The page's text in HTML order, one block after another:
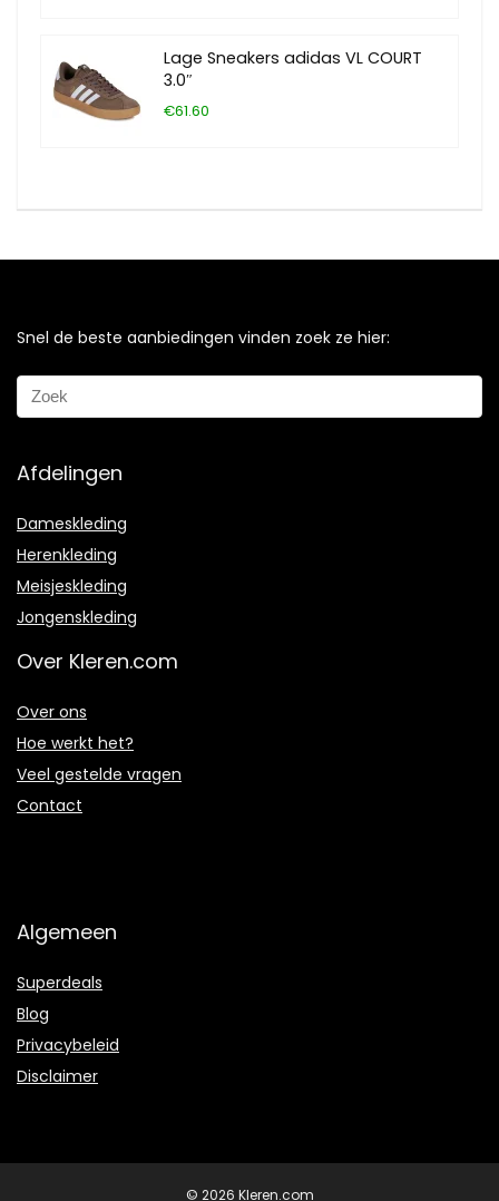
Lage Sneakers adidas VL COURT
3.0″
€61.60
Snel de beste aanbiedingen vinden zoek ze hier:
Afdelingen
Dameskleding
Herenkleding
Meisjeskleding
Jongenskleding
Over Kleren.com
Over ons
Hoe werkt het?
Veel gestelde vragen
Contact
Algemeen
Superdeals
Blog
Privacybeleid
Disclaimer
© 2026 Kleren.com